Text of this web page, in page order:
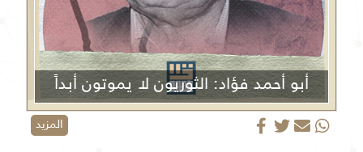
أبو أحمد فؤاد: الثوريون لا يموتون أبداً
المزيد